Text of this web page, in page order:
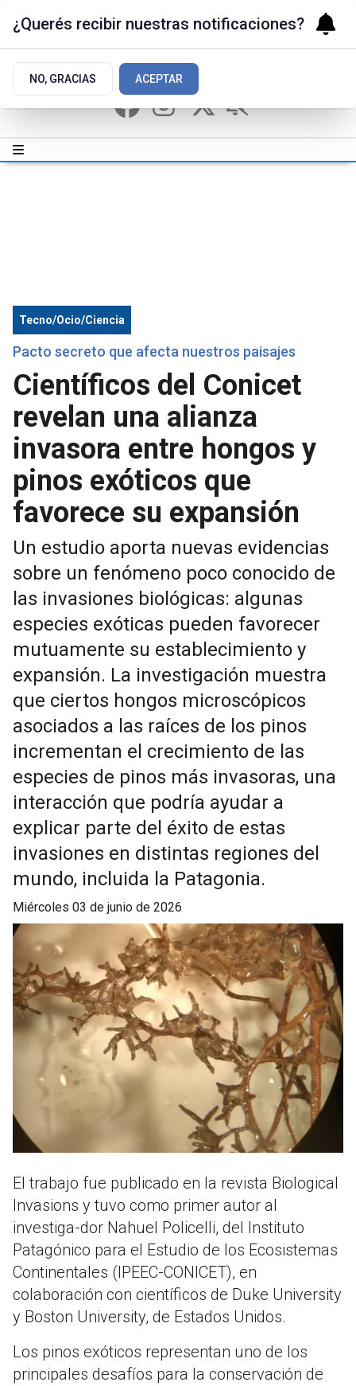
Tecno/Ocio/Ciencia
Pacto secreto que afecta nuestros paisajes
Científicos del Conicet
revelan una alianza
invasora entre hongos y
pinos exóticos que
favorece su expansión
Un estudio aporta nuevas evidencias
sobre un fenómeno poco conocido de
las invasiones biológicas: algunas
especies exóticas pueden favorecer
mutuamente su establecimiento y
expansión. La investigación muestra
que ciertos hongos microscópicos
asociados a las raíces de los pinos
incrementan el crecimiento de las
especies de pinos más invasoras, una
interacción que podría ayudar a
explicar parte del éxito de estas
invasiones en distintas regiones del
mundo, incluida la Patagonia.
miércoles 03 de junio de 2026
El trabajo fue publicado en la revista Biological
Invasions y tuvo como primer autor al
investiga-dor Nahuel Policelli, del Instituto
Patagónico para el Estudio de los Ecosistemas
Continentales (IPEEC-CONICET), en
colaboración con científicos de Duke University
y Boston University, de Estados Unidos.
Los pinos exóticos representan uno de los
principales desafíos para la conservación de
¿Querés recibir nuestras notificaciones?
NO, GRACIAS ACEPTAR